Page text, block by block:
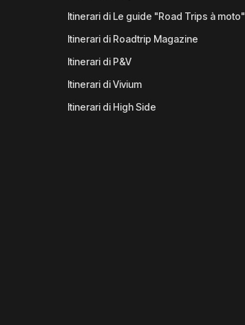
Itinerari di Le guide "Road Trips à moto"
Itinerari di Roadtrip Magazine
Itinerari di P&V
Itinerari di Vivium
Itinerari di High Side